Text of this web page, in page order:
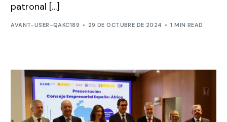
patronal […]
AVANT-USER-QAKC189 29 DE OCTUBRE DE 2024 1 MIN READ